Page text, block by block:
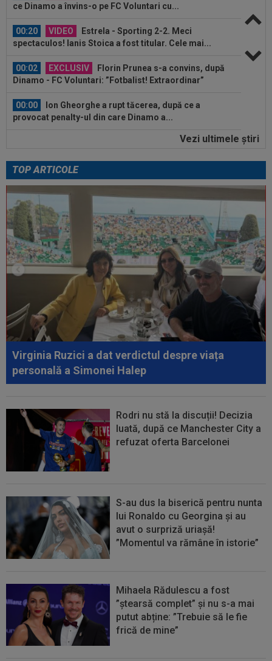
ce Dinamo a învins-o pe FC Voluntari cu...
00:20 VIDEO
Estrela - Sporting 2-2. Meci
spectaculos! Ianis Stoica a fost titular. Cele mai...
00:02 EXCLUSIV
Florin Prunea s-a convins, după
Dinamo - FC Voluntari: ”Fotbalist! Extraordinar”
00:00
Ion Gheorghe a rupt tăcerea, după ce a
provocat penalty-ul din care Dinamo a...
Salariul lui Marius Șumudică la
00:39
Reacția total neașteptată a lui Nuno Campos,
întrebat de Adrian Mazilu după...
00:39
Florin Pîrvu a surprins pe toată lumea, după
umilința cu Dinamo
00:38 VIDEO
Barcelona a pierdut trofeul ”Friuli
Venezia Giulia Cup”! Udinese a dat lovitura...
VIDEO
Alex Musi a dat declarația serii, după
ce Dinamo a învins-o pe FC Voluntari cu...
00:20 VIDEO
Estrela - Sporting 2-2. Meci
spectaculos! Ianis Stoica a fost titular. Cele mai...
Vezi ultimele ştiri
TOP ARTICOLE
Virginia Ruzici a dat verdictul despre viața
personală a Simonei Halep
Rodri nu stă la discuții! Decizia
luată, după ce Manchester City a
refuzat oferta Barcelonei
S-au dus la biserică pentru nunta
lui Ronaldo cu Georgina și au
avut o surpriză uriașă!
”Momentul va rămâne în istorie”
Mihaela Rădulescu a fost
”ștearsă complet” și nu s-a mai
putut abține: ”Trebuie să le fie
frică de mine”